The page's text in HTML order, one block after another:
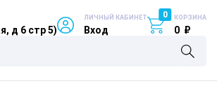
д 6 стр 5)
ЛИЧНЫЙ КАБИНЕТ
Вход
0 КОРЗИНА
0 ₽